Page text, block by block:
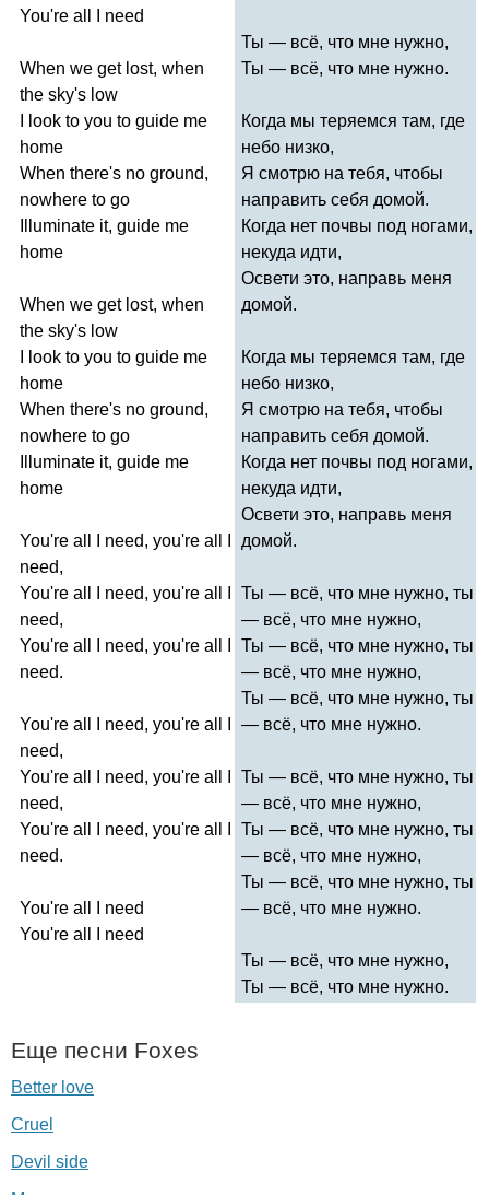
You're all need
When we get lost, when
the sky's low
look to you to guide me
home
When there's no ground,
nowhere to go
Illuminate it, guide me
home
When we get lost, when
the sky's low
look to you to guide me
home
When there's no ground,
nowhere to go
Illuminate it, guide me
home
You're all need, you're all
need,
You're all need, you're all
need,
You're all need, you're all
need.
You're all need, you're all
need,
You're all need, you're all
need,
You're all need, you're all
need.
You're all
need
You're all need
Ты — всё, что мне нужно,
Ты — всё, что мне нужно.
Когда мы теряемся там, где
небо низко,
Я смотрю на тебя, чтобы
направить себя домой.
Когда нет почвы под ногами,
некуда идти,
Освети это, направь меня
домой.
Когда мы теряемся там, где
небо низко,
Я смотрю на тебя, чтобы
направить себя домой.
Когда нет почвы под ногами,
некуда идти,
Освети это, направь меня
домой.
Ты — всё, что мне нужно, ты
— всё, что мне нужно,
Ты — всё, что мне нужно, ты
— всё, что мне нужно,
Ты — всё, что мне нужно, ты
— всё, что мне нужно.
Ты — всё, что мне нужно, ты
— всё, что мне нужно,
Ты — всё, что мне нужно, ты
— всё, что мне нужно,
Ты — всё, что мне нужно, ты
— всё, что мне нужно.
Ты — всё, что мне нужно,
Ты — всё, что мне нужно.
Еще песни Foxes
Better love
Cruel
Devil side